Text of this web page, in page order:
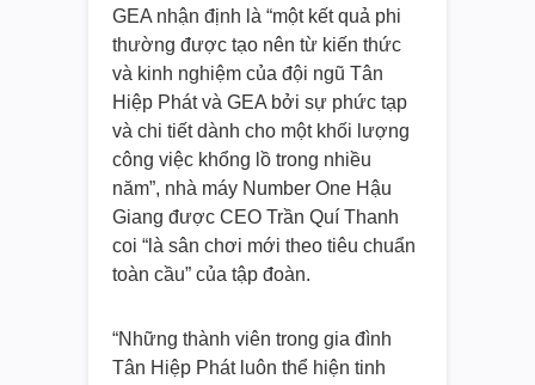
GEA nhận định là “một kết quả phi
thường được tạo nên từ kiến thức
và kinh nghiệm của đội ngũ Tân
Hiệp Phát và GEA bởi sự phức tạp
và chi tiết dành cho một khối lượng
công việc khổng lồ trong nhiều
năm”, nhà máy Number One Hậu
Giang được CEO Trần Quí Thanh
coi “là sân chơi mới theo tiêu chuẩn
toàn cầu” của tập đoàn.
“Những thành viên trong gia đình
Tân Hiệp Phát luôn thể hiện tinh